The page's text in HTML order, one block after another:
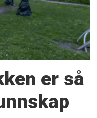
er så